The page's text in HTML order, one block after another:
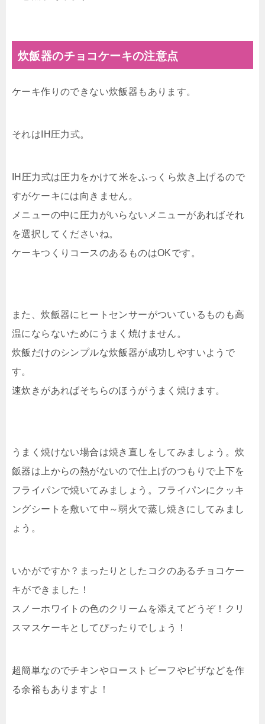
炊飯器のチョコケーキの注意点
ケーキ作りのできない炊飯器もあります。
それはIH圧力式。
IH圧力式は圧力をかけて米をふっくら炊き上げるので
すがケーキには向きません。
メニューの中に圧力がいらないメニューがあればそれ
を選択してくださいね。
ケーキつくりコースのあるものはOKです。
また、炊飯器にヒートセンサーがついているものも高
温にならないためにうまく焼けません。
炊飯だけのシンプルな炊飯器が成功しやすいようで
す。
速炊きがあればそちらのほうがうまく焼けます。
うまく焼けない場合は焼き直しをしてみましょう。炊
飯器は上からの熱がないので仕上げのつもりで上下を
フライパンで焼いてみましょう。フライパンにクッキ
ングシートを敷いて中～弱火で蒸し焼きにしてみまし
ょう。
いかがですか？まったりとしたコクのあるチョコケー
キができました！
スノーホワイトの色のクリームを添えてどうぞ！クリ
スマスケーキとしてぴったりでしょう！
超簡単なのでチキンやローストビーフやピザなどを作
る余裕もありますよ！